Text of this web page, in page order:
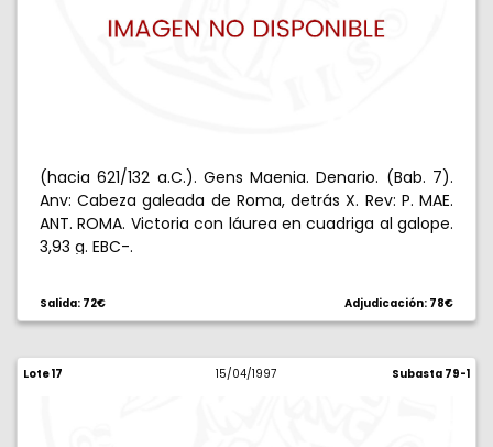
(hacia 621/132 a.C.). Gens Maenia. Denario. (Bab. 7).
Anv: Cabeza galeada de Roma, detrás X. Rev: P. MAE.
ANT. ROMA. Victoria con láurea en cuadriga al galope.
3,93 g. EBC-.
Salida: 72€ Adjudicación: 78€
Lote 17 15/04/1997 Subasta 79-1